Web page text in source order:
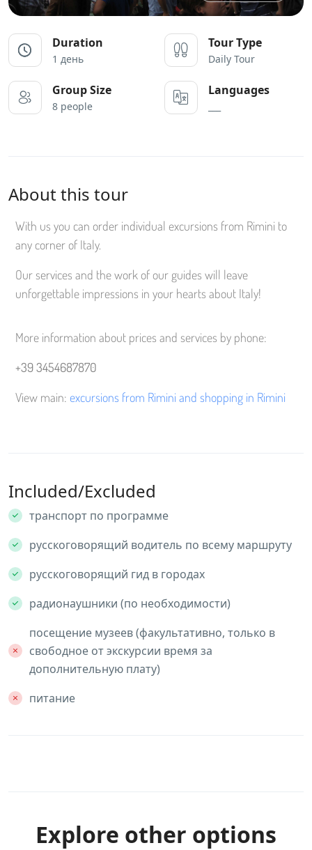
Duration
1 день
Tour Type
Daily Tour
Group Size
8 people
Languages
About this tour
With us you can order individual excursions from Rimini to
any corner of Italy.
Our services and the work of our guides will leave
unforgettable impressions in your hearts about Italy!
More information about prices and services by phone:
+39 3454687870
View main: excursions from Rimini and shopping in Rimini
Included/Excluded
транспорт по программе
русскоговорящий водитель по всему маршруту
русскоговорящий гид в городах
радионаушники (по необходимости)
посещение музеев (факультативно, только в
свободное от экскурсии время за
дополнительную плату)
питание
Explore other options